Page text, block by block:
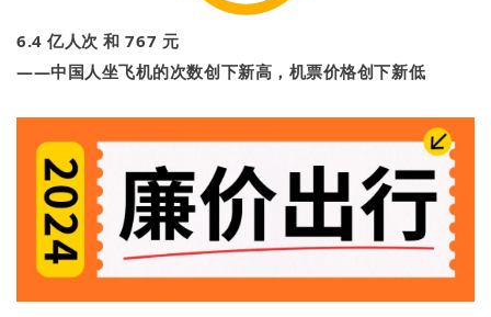
6.4 亿人次 和 767 元
——中国人坐飞机的次数创下新高，机票价格创下新低